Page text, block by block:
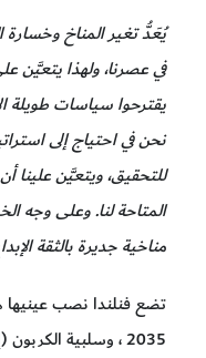
يُعَدُّ تغير المناخ وخسارة
في عصرنا، ولهذا يتعيَّن
يقترحوا سياسات طويلة
نحن في احتياج إلى
للتحقيق، ويتعيَّن علينا
المتاحة لنا. وعلى
مناخية جديرة بالثقة
تضع فنلندا نصب
2035 ، وسلبية